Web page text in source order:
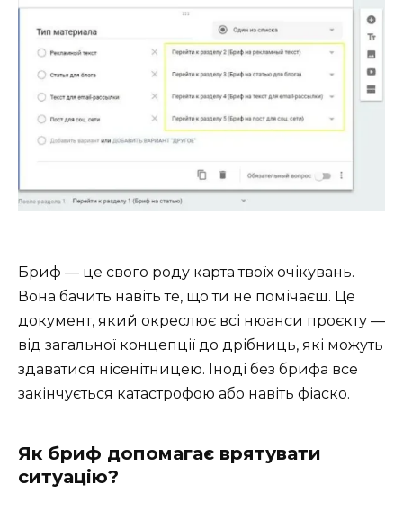
Бриф — це свого роду карта твоїх очікувань.
Вона бачить навіть те, що ти не помічаєш. Це
документ, який окреслює всі нюанси проєкту —
від загальної концепції до дрібниць, які можуть
здаватися нісенітницею. Іноді без брифа все
закінчується катастрофою або навіть фіаско.
Як бриф допомагає врятувати
ситуацію?